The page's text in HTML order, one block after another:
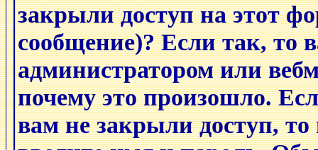
закрыли доступ на этот
сообщение)? Если так, то
администратором или
почему это произошло.
вам не закрыли доступ,